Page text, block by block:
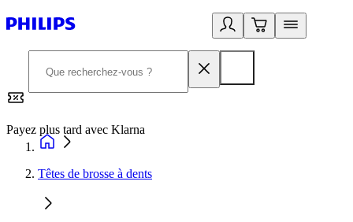
Payez plus tard avec Klarna
Têtes de brosse à dents